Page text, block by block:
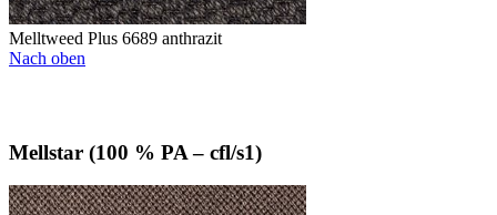
Melltweed Plus 6689 anthrazit
Nach oben
Mellstar (100 % PA – cfl/s1)